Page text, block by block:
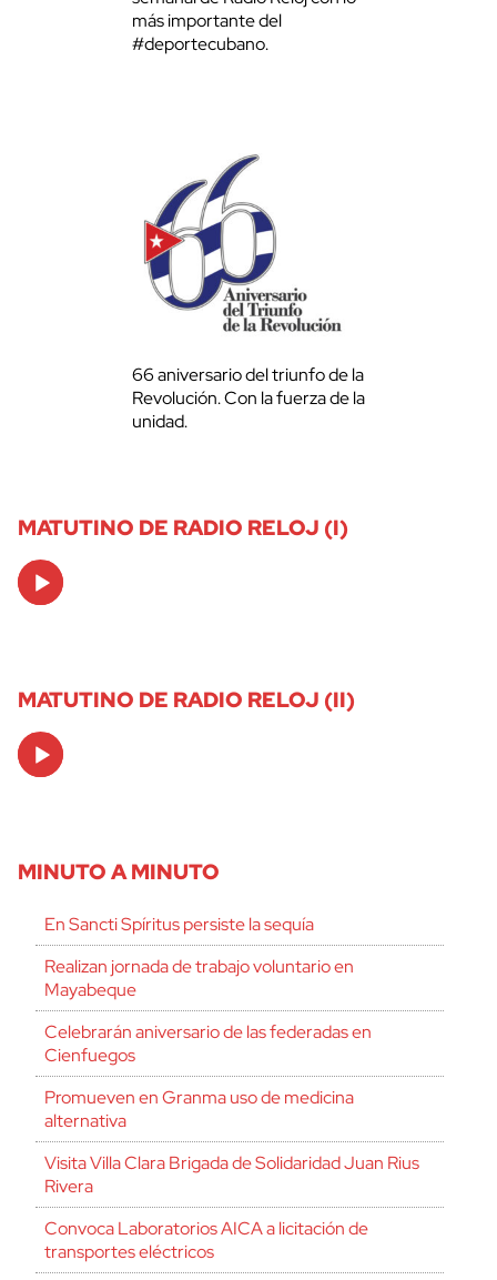
más importante del
#deportecubano.
66 aniversario del triunfo de la
Revolución. Con la fuerza de la
unidad.
MATUTINO DE RADIO RELOJ (I)
Audio
Player
MATUTINO DE RADIO RELOJ (II)
Audio
Player
MINUTO A MINUTO
En Sancti Spíritus persiste la sequía
Realizan jornada de trabajo voluntario en
Mayabeque
Celebrarán aniversario de las federadas en
Cienfuegos
Promueven en Granma uso de medicina
alternativa
Visita Villa Clara Brigada de Solidaridad Juan Rius
Rivera
Convoca Laboratorios AICA a licitación de
transportes eléctricos